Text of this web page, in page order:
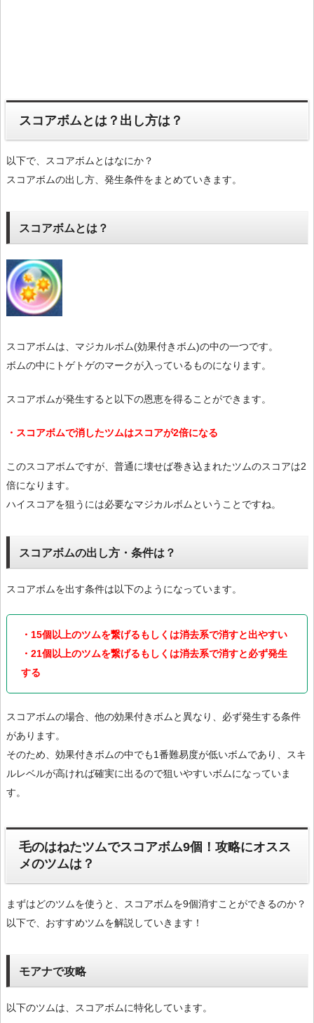
スコアボムとは？出し方は？
以下で、スコアボムとはなにか？
スコアボムの出し方、発生条件をまとめていきます。
スコアボムとは？
スコアボムは、マジカルボム(効果付きボム)の中の一つです。
ボムの中にトゲトゲのマークが入っているものになります。
スコアボムが発生すると以下の恩恵を得ることができます。
・スコアボムで消したツムはスコアが2倍になる
このスコアボムですが、普通に壊せば巻き込まれたツムのスコアは2
倍になります。
ハイスコアを狙うには必要なマジカルボムということですね。
スコアボムの出し方・条件は？
スコアボムを出す条件は以下のようになっています。
・15個以上のツムを繋げるもしくは消去系で消すと出やすい
・21個以上のツムを繋げるもしくは消去系で消すと必ず発生
する
スコアボムの場合、他の効果付きボムと異なり、必ず発生する条件
があります。
そのため、効果付きボムの中でも1番難易度が低いボムであり、スキ
ルレベルが高ければ確実に出るので狙いやすいボムになっていま
す。
毛のはねたツムでスコアボム9個！攻略にオスス
メのツムは？
まずはどのツムを使うと、スコアボムを9個消すことができるのか？
以下で、おすすめツムを解説していきます！
モアナで攻略
以下のツムは、スコアボムに特化しています。